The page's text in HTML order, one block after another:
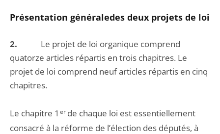
Présentation généraledes deux projets de loi
2. Le projet de loi organique comprend
quatorze articles répartis en trois chapitres. Le
projet de loi comprend neuf articles répartis en cinq
chapitres.
Le chapitre 1 erde chaque loi est essentiellement
consacré à la réforme de l’élection des députés, à